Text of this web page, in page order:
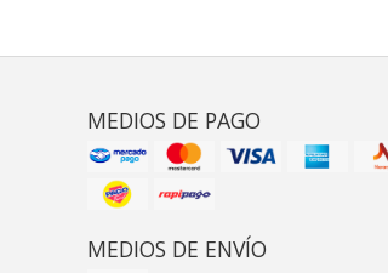
MEDIOS DE PAGO
MEDIOS DE ENVÍO